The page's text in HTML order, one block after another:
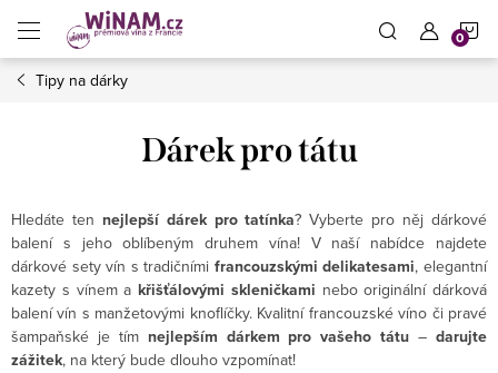
obsah
Tipy na dárky
Dárek pro tátu
Hledáte ten nejlepší dárek pro tatínka? Vyberte pro něj dárkové
balení s jeho oblíbeným druhem vína! V naší nabídce najdete
dárkové sety vín s tradičními francouzskými delikatesami, elegantní
kazety s vínem a křišťálovými skleničkami nebo originální dárková
balení vín s manžetovými knoflíčky. Kvalitní francouzské víno či pravé
šampaňské je tím nejlepším dárkem pro vašeho tátu –darujte
zážitek, na který bude dlouho vzpomínat!